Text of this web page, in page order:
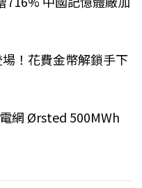
！花費金幣解鎖手下
網 Ørsted 500MWh